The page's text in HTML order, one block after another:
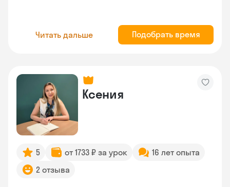
Читать дальше Подобрать время
Ксения
5 от 1733 ₽ за урок
16 лет опыта
2 отзыва